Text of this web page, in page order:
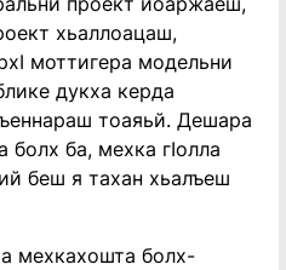
хьаллоацаш,
моттигера модельни
дукха керда
тоаяьй. Дешара
болх ба, мехка гӀолла
беш я тахан хьалъеш
мехкахошта болх-